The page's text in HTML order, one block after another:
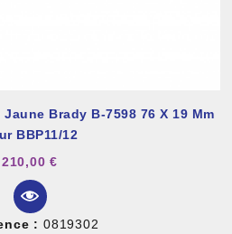
Brady B-7598 76 X 19 Mm
BBP11/12
210,00 €
: 0819302